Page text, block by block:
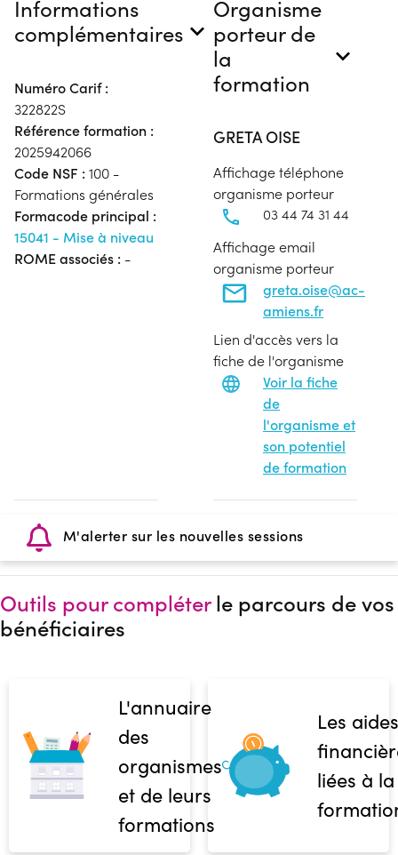
Informations
complémentaires
Numéro Carif :
322822S
Référence formation :
2025942066
Code NSF : 100 -
Formations générales
Formacode principal :
15041 - Mise à niveau
ROME associés : -
Organisme
porteur de
la
formation
GRETA OISE
Affichage téléphone
organisme porteur
03 44 74 31 44
Affichage email
organisme porteur
greta.oise@ac-
amiens.fr
Lien d'accès vers la
fiche de l'organisme
Voir la fiche
de
l'organisme et
son potentiel
de formation
M'alerter sur les nouvelles sessions
Outils pour compléterle parcours de vos
bénéficiaires
L'annuaire
des
organismes
et de leurs
formations
Les aides
liées à la